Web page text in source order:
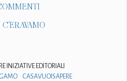
INIZIATIVE EDITORIALI
CASAVUOISAPERE